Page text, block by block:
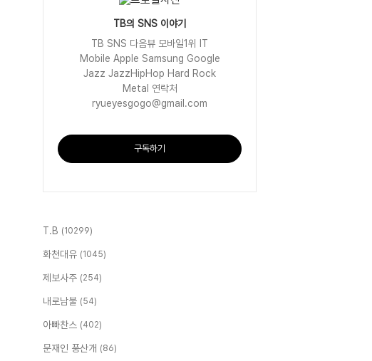
TB의 SNS 이야기
TB SNS 다음뷰 모바일1위 IT
Mobile Apple Samsung Google
Jazz JazzHipHop Hard Rock
Metal 연락처
ryueyesgogo@gmail.com
구독하기
T.B (10299)
화천대유 (1045)
제보사주 (254)
내로남불 (54)
아빠찬스 (402)
문재인 풍산개 (86)